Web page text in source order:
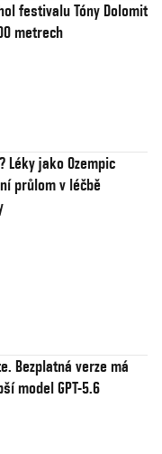
festivalu Tóny Dolomit
metrech
Léky jako Ozempic
průlom v léčbě
Bezplatná verze má
model GPT-5.6